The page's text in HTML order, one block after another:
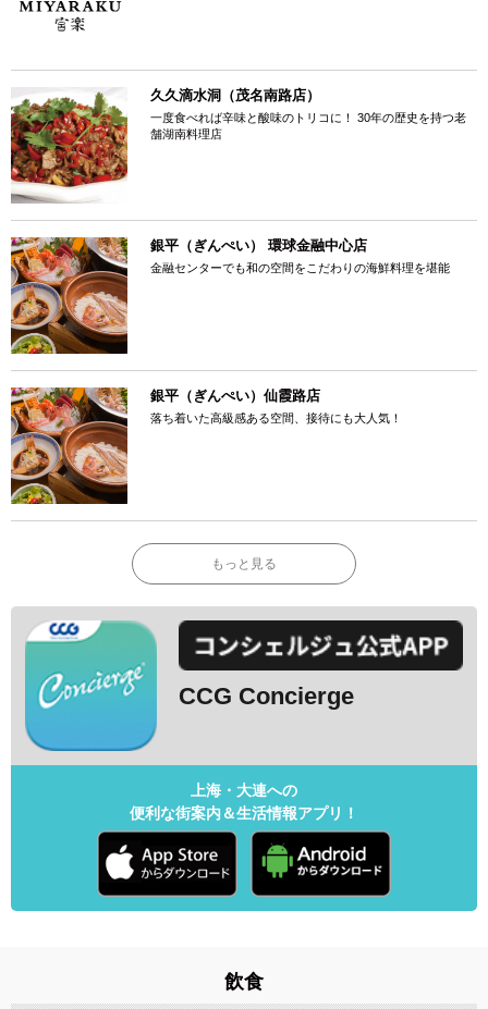
久久滴水洞（茂名南路店）
一度食べれば辛味と酸味のトリコに！ 30年の歴史を持つ老
舗湖南料理店
銀平（ぎんぺい） 環球金融中心店
金融センターでも和の空間をこだわりの海鮮料理を堪能
銀平（ぎんぺい）仙霞路店
落ち着いた高級感ある空間、接待にも大人気！
もっと見る
CCG Concierge
上海・大連への
便利な街案内＆生活情報アプリ！
飲食